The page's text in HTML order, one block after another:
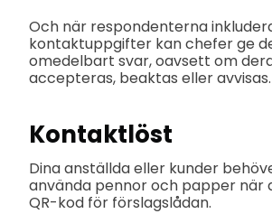
Och när respondenterna
kontaktuppgifter kan chefer ge
omedelbart svar, oavsett om
accepteras, beaktas eller avvisas.
Kontaktlöst
Dina anställda eller kunder
använda pennor och papper när
QR-kod för förslagslådan.